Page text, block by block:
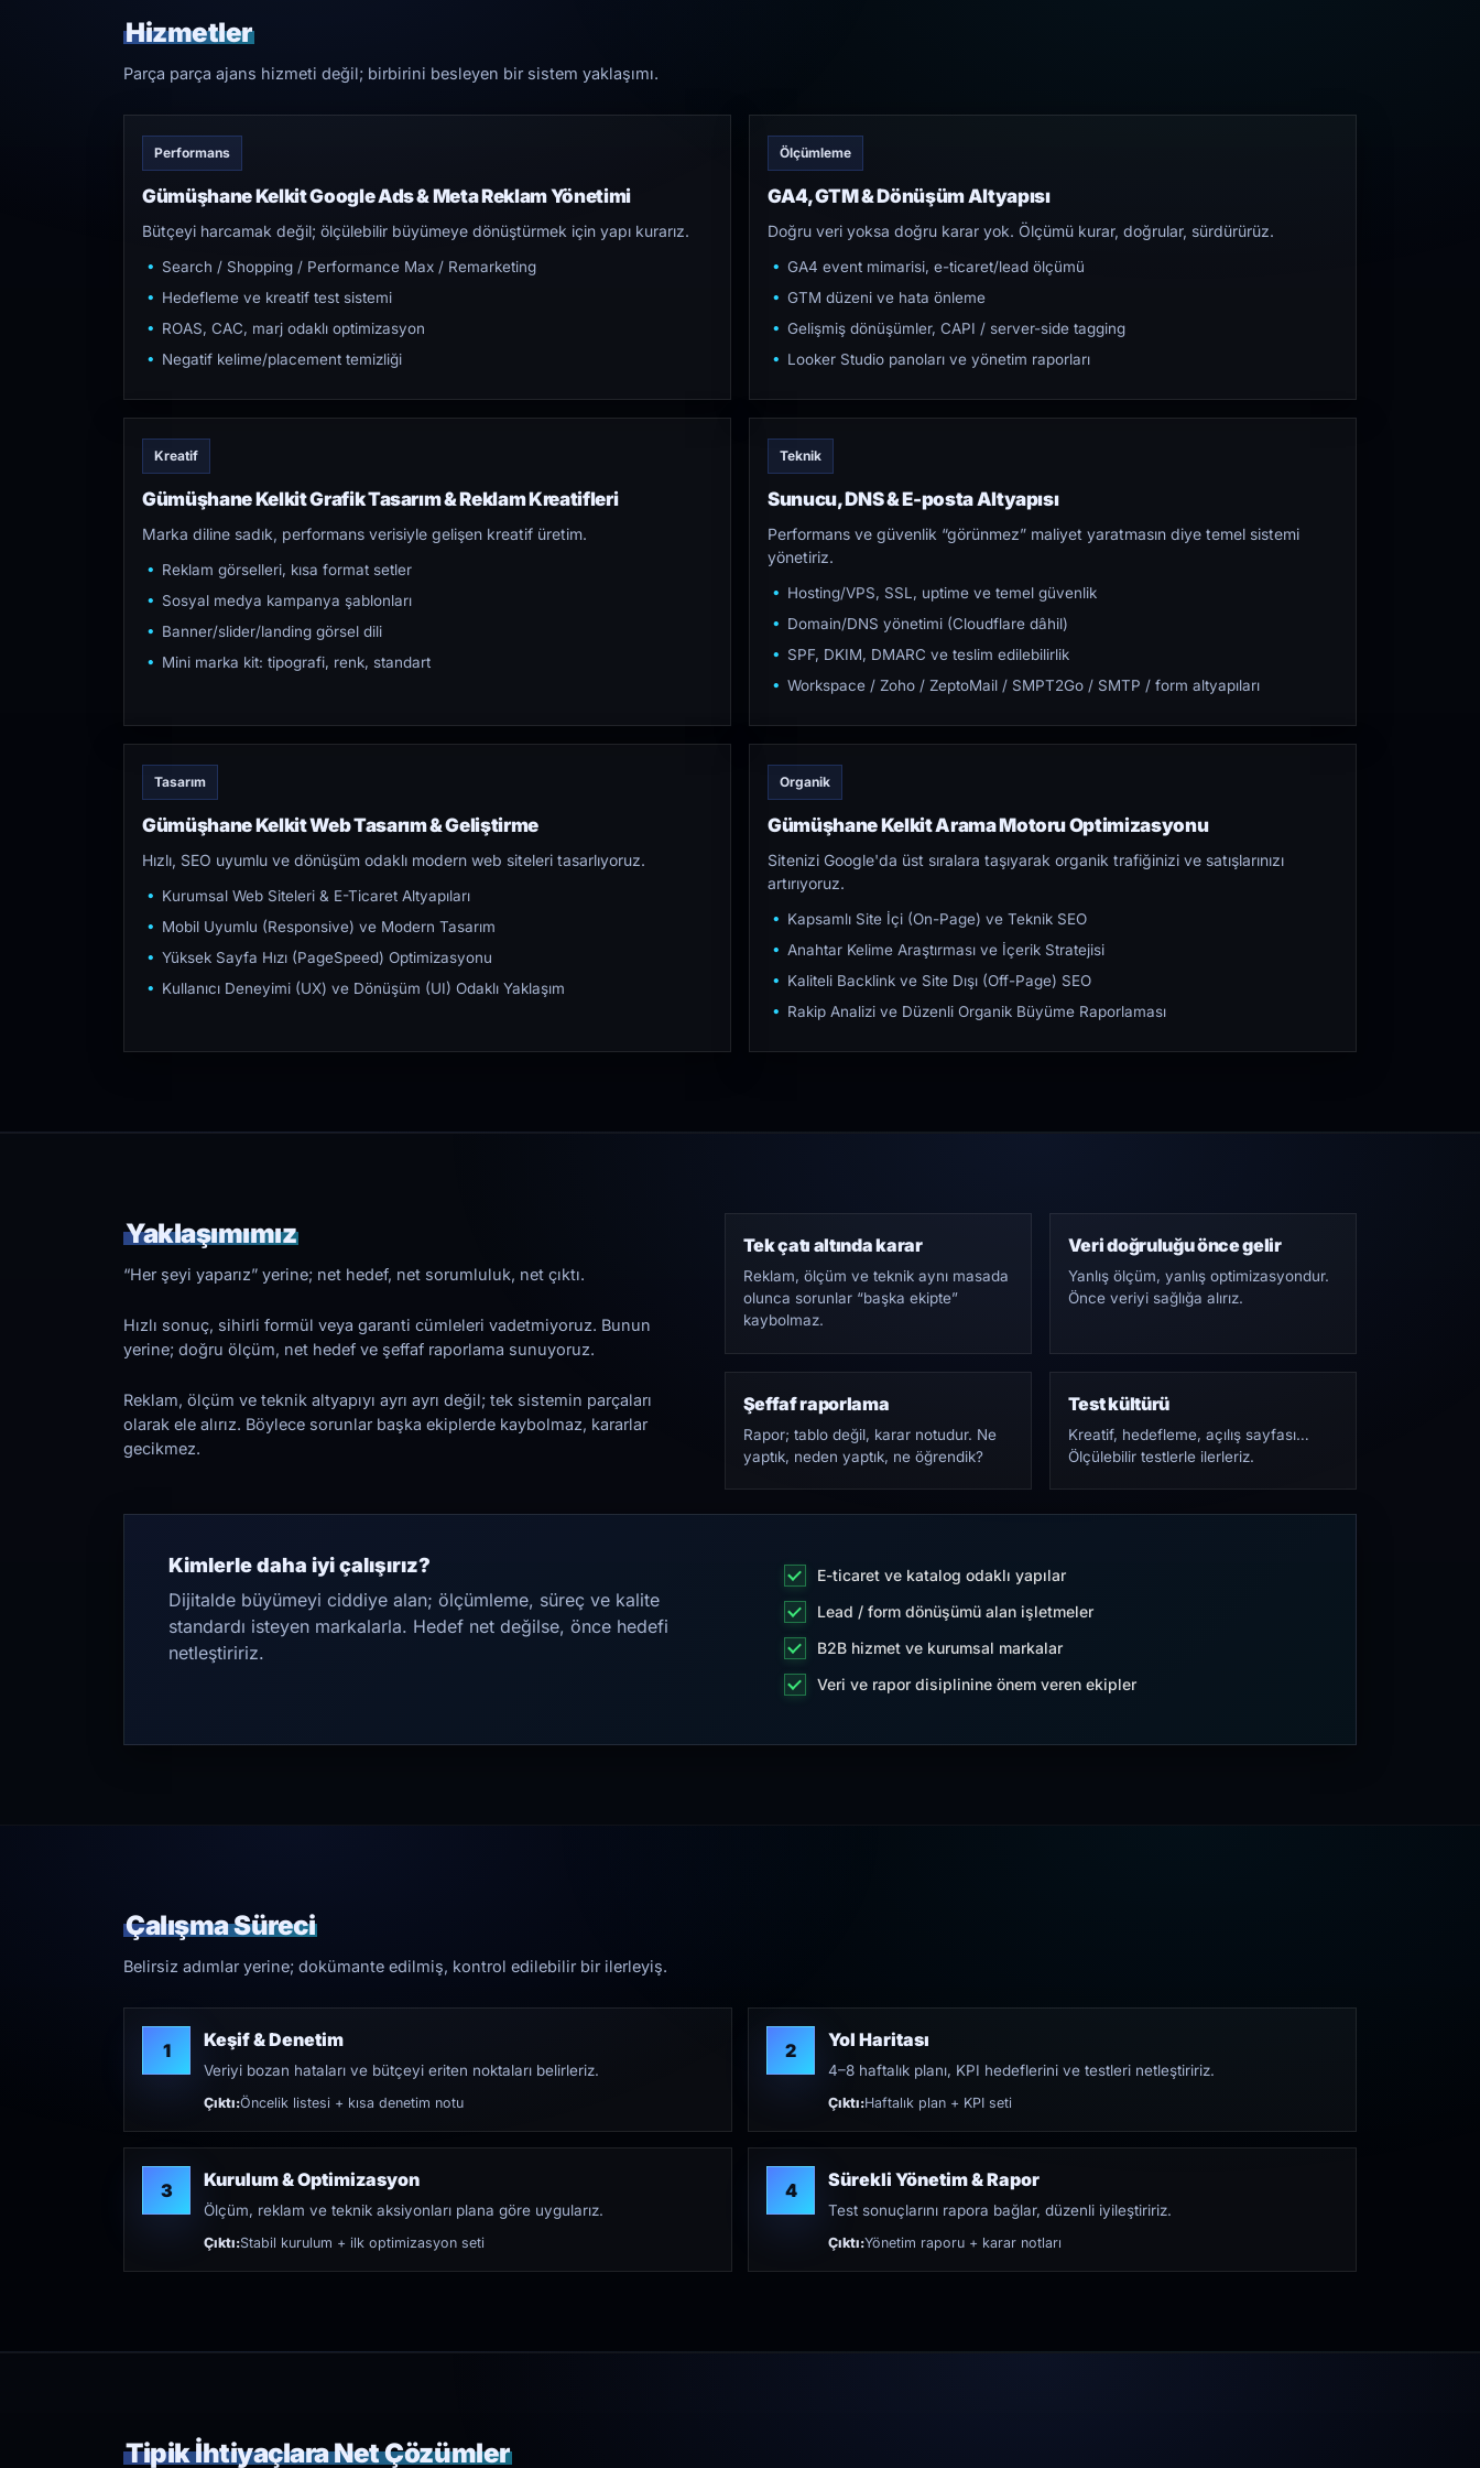
Hizmetler
Parça parça ajans hizmeti değil; birbirini besleyen bir sistem yaklaşımı.
Performans
Gümüşhane Kelkit Google Ads & Meta Reklam Yönetimi
Bütçeyi harcamak değil; ölçülebilir büyümeye dönüştürmek için yapı kurarız.
Search / Shopping / Performance Max / Remarketing
Hedefleme ve kreatif test sistemi
ROAS, CAC, marj odaklı optimizasyon
Negatif kelime/placement temizliği
Ölçümleme
GA4, GTM & Dönüşüm Altyapısı
Doğru veri yoksa doğru karar yok. Ölçümü kurar, doğrular, sürdürürüz.
GA4 event mimarisi, e-ticaret/lead ölçümü
GTM düzeni ve hata önleme
Gelişmiş dönüşümler, CAPI / server-side tagging
Looker Studio panoları ve yönetim raporları
Kreatif
Gümüşhane Kelkit Grafik Tasarım & Reklam Kreatifleri
Marka diline sadık, performans verisiyle gelişen kreatif üretim.
Reklam görselleri, kısa format setler
Sosyal medya kampanya şablonları
Banner/slider/landing görsel dili
Mini marka kit: tipografi, renk, standart
Teknik
Sunucu, DNS & E-posta Altyapısı
Performans ve güvenlik “görünmez” maliyet yaratmasın diye temel sistemi
yönetiriz.
Hosting/VPS, SSL, uptime ve temel güvenlik
Domain/DNS yönetimi (Cloudflare dâhil)
SPF, DKIM, DMARC ve teslim edilebilirlik
Workspace / Zoho / ZeptoMail / SMPT2Go / SMTP / form altyapıları
Tasarım
Gümüşhane Kelkit Web Tasarım & Geliştirme
Hızlı, SEO uyumlu ve dönüşüm odaklı modern web siteleri tasarlıyoruz.
Kurumsal Web Siteleri & E-Ticaret Altyapıları
Mobil Uyumlu (Responsive) ve Modern Tasarım
Yüksek Sayfa Hızı (PageSpeed) Optimizasyonu
Kullanıcı Deneyimi (UX) ve Dönüşüm (UI) Odaklı Yaklaşım
Organik
Gümüşhane Kelkit Arama Motoru Optimizasyonu
Sitenizi Google'da üst sıralara taşıyarak organik trafiğinizi ve satışlarınızı
artırıyoruz.
Kapsamlı Site İçi (On-Page) ve Teknik SEO
Anahtar Kelime Araştırması ve İçerik Stratejisi
Kaliteli Backlink ve Site Dışı (Off-Page) SEO
Rakip Analizi ve Düzenli Organik Büyüme Raporlaması
Yaklaşımımız
“Her şeyi yaparız” yerine; net hedef, net sorumluluk, net çıktı.
Hızlı sonuç, sihirli formül veya garanti cümleleri vadetmiyoruz. Bunun
yerine; doğru ölçüm, net hedef ve şeffaf raporlama sunuyoruz.
Reklam, ölçüm ve teknik altyapıyı ayrı ayrı değil; tek sistemin parçaları
olarak ele alırız. Böylece sorunlar başka ekiplerde kaybolmaz, kararlar
gecikmez.
Tek çatı altında karar
Reklam, ölçüm ve teknik aynı masada
olunca sorunlar “başka ekipte”
kaybolmaz.
Veri doğruluğu önce gelir
Yanlış ölçüm, yanlış optimizasyondur.
Önce veriyi sağlığa alırız.
Şeffaf raporlama
Rapor; tablo değil, karar notudur. Ne
yaptık, neden yaptık, ne öğrendik?
Test kültürü
Kreatif, hedefleme, açılış sayfası…
Ölçülebilir testlerle ilerleriz.
Kimlerle daha iyi çalışırız?
Dijitalde büyümeyi ciddiye alan; ölçümleme, süreç ve kalite
standardı isteyen markalarla. Hedef net değilse, önce hedefi
netleştiririz.
E-ticaret ve katalog odaklı yapılar
Lead / form dönüşümü alan işletmeler
B2B hizmet ve kurumsal markalar
Veri ve rapor disiplinine önem veren ekipler
Çalışma Süreci
Belirsiz adımlar yerine; dokümante edilmiş, kontrol edilebilir bir ilerleyiş.
1 Keşif & Denetim
Veriyi bozan hataları ve bütçeyi eriten noktaları belirleriz.
Çıktı:Öncelik listesi + kısa denetim notu
2 Yol Haritası
4–8 haftalık planı, KPI hedeflerini ve testleri netleştiririz.
Çıktı:Haftalık plan + KPI seti
3 Kurulum & Optimizasyon
Ölçüm, reklam ve teknik aksiyonları plana göre uygularız.
Çıktı:Stabil kurulum + ilk optimizasyon seti
4 Sürekli Yönetim & Rapor
Test sonuçlarını rapora bağlar, düzenli iyileştiririz.
Çıktı:Yönetim raporu + karar notları
Tipik İhtiyaçlara Net Çözümler